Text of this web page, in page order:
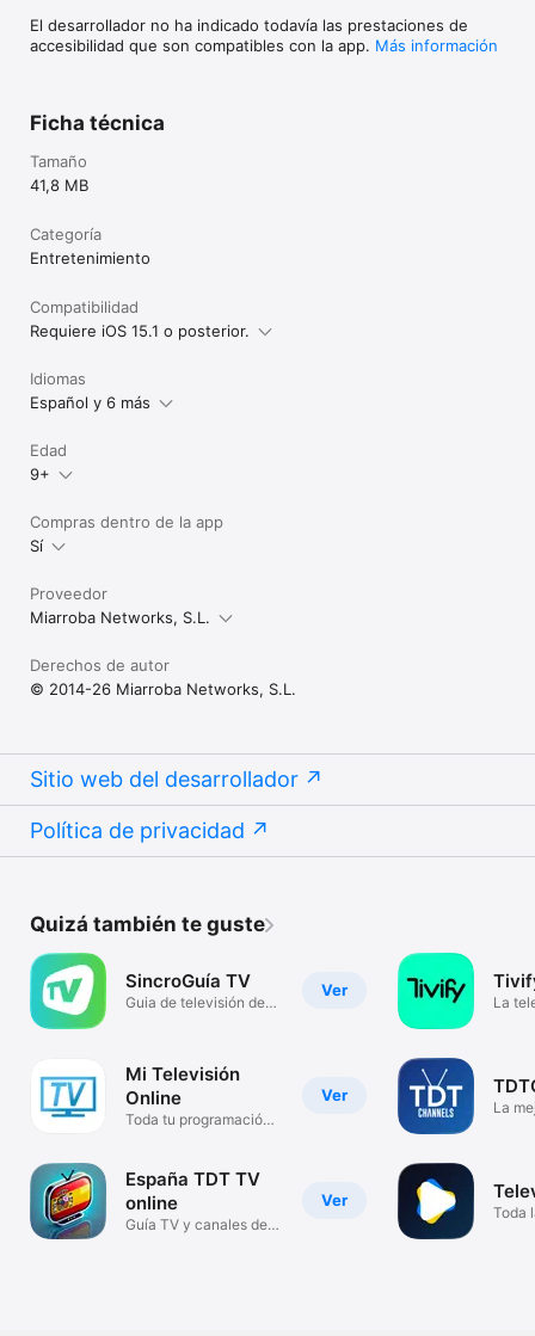
El desarrollador no ha indicado todavía las prestaciones de
accesibilidad que son compatibles con la app. Más información
Ficha técnica
Tamaño
41,8 MB
Categoría
Entretenimiento
Compatibilidad
Requiere iOS 15.1 o posterior.
Idiomas
Español y 6 más
Edad
9+
Compras dentro de la app
Sí
Proveedor
Miarroba Networks, S.L.
Derechos de autor
© 2014-26 Miarroba Networks, S.L.
Sitio web del desarrollador
Política de privacidad
Quizá también te guste
Ver
SincroGuía TV
Guia de televisión de
Ver
Mi Televisión
Online
Toda tu programación
Ver
España TDT TV
online
Guía TV y canales de la
La
La
Toda